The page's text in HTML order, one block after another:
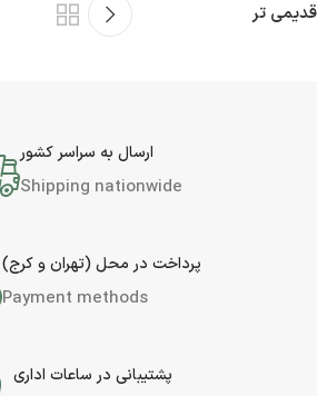
قدیمی تر
ارسال به سراسر کشور
Shipping nationwide
پرداخت در محل (تهران و کرج)
Payment methods
پشتیبانی در ساعات اداری